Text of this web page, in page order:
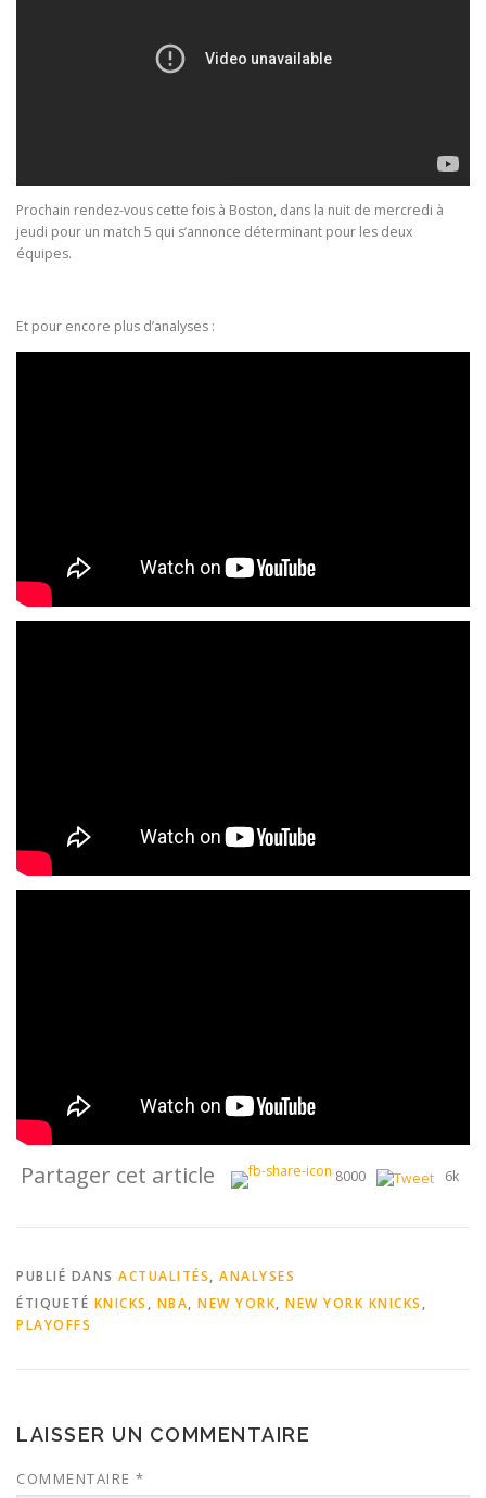
Prochain rendez-vous cette fois à Boston, dans la nuit de mercredi à
jeudi pour un match 5 qui s’annonce déterminant pour les deux
équipes.
Et pour encore plus d’analyses :
Partager cet article 8000 6k
PUBLIÉ DANS ACTUALITÉS, ANALYSES
ÉTIQUETÉ KNICKS , NBA, NEW YORK, NEW YORK KNICKS ,
PLAYOFFS
LAISSER UN COMMENTAIRE
COMMENTAIRE *